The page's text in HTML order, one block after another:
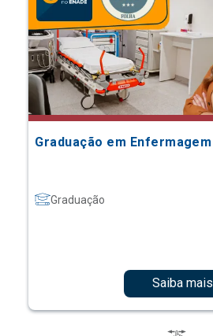
Graduação em Enfermagem
Graduação
Saiba mais